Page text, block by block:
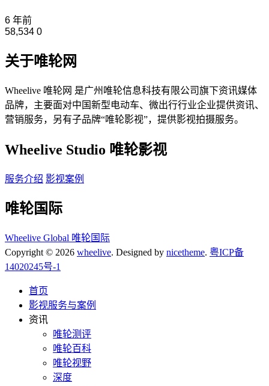
6 年前
58,534 0
关于唯轮网
Wheelive 唯轮网 是广州唯轮信息科技有限公司旗下资讯媒体
品牌，主要面对中国新型电动车、微出行行业企业提供资讯、
营销服务，另有子品牌“唯轮影视”，提供影视拍摄服务。
Wheelive Studio 唯轮影视
服务介绍 影视案例
唯轮国际
Wheelive Global 唯轮国际
Copyright © 2026 wheelive. Designed by nicetheme. 粤ICP备
14020245号-1
首页
影视服务与案例
资讯
唯轮测评
唯轮百科
唯轮视野
深度